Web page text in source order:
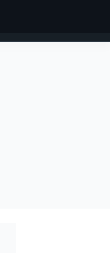
INICIAR SESIÓN